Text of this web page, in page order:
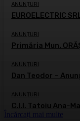
ANUNȚURI
EUROELECTRIC
ANUNȚURI
Primăria Mun.
ANUNȚURI
Dan Teodor –
ANUNȚURI
C.I.I. Tatoiu Ana-
Încărcați mai multe